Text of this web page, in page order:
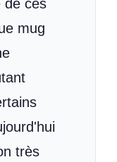
de ces
mug
très